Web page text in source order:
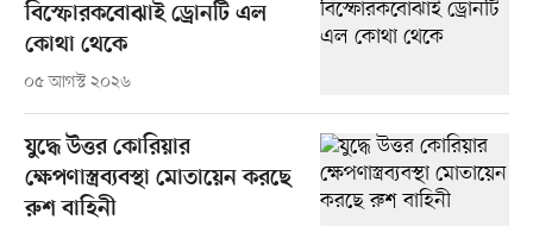
বিস্ফোরকবোঝাই ড্রোনটি এল
কোথা থেকে
০৫ আগস্ট ২০২৬
যুদ্ধে উত্তর কোরিয়ার
ক্ষেপণাস্ত্রব্যবস্থা মোতায়েন করছে
রুশ বাহিনী